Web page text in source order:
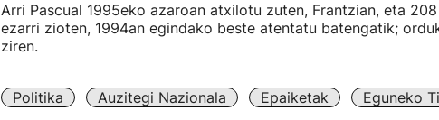
Arri Pascual 1995eko azaroan atxilotu zuten, Frantzian, eta
ezarri zioten, 1994an egindako beste atentatu batengatik;
ziren.
Politika Auzitegi Nazionala Epaiketak Eguneko